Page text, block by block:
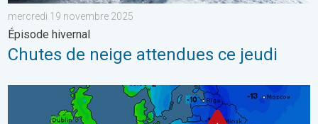
mercredi 19 novembre 2025
Épisode hivernal
Chutes de neige attendues ce jeudi
Un début d'année 2026 hivernal. Froid récalcitrant. . .